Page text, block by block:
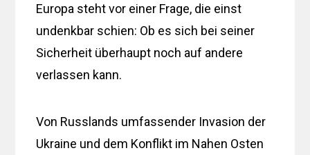
Europa steht vor einer Frage, die einst
undenkbar schien: Ob es sich bei seiner
Sicherheit überhaupt noch auf andere
verlassen kann.
Von Russlands umfassender Invasion der
Ukraine und dem Konflikt im Nahen Osten